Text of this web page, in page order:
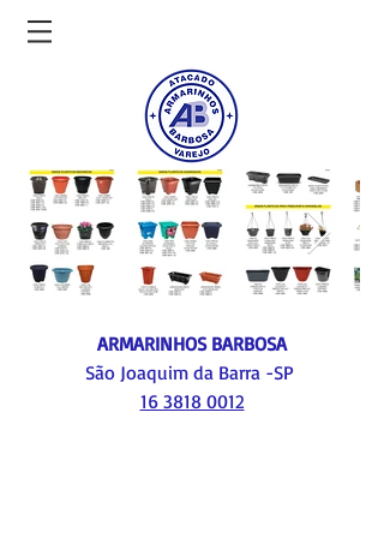
ARMARINHOS BARBOSA
São Joaquim da Barra -SP
16 3818 0012